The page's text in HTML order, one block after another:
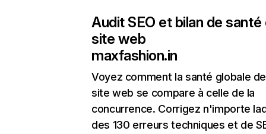
Audit SEO et bilan de santé
site web
maxfashion.in
Voyez comment la santé globale
site web se compare à celle de la
concurrence. Corrigez n'importe
des 130 erreurs techniques et de